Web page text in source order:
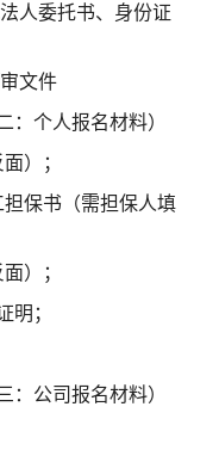
人委托书、身份证
文件
：个人报名材料）
）；
保书（需担保人填
）；
明；
：公司报名材料）